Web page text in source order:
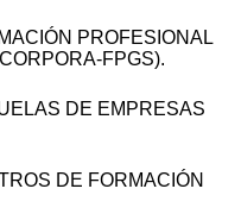
PROFESIONAL
FPGS).
DE EMPRESAS
DE FORMACIÓN